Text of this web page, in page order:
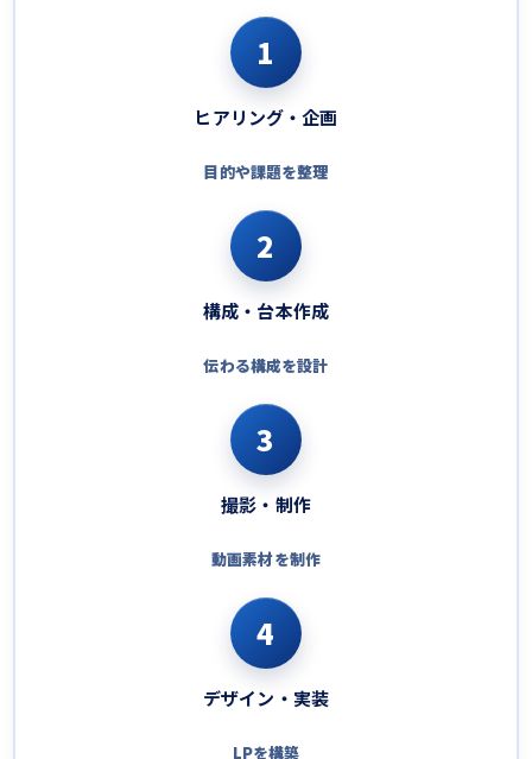
1
ヒアリング・企画
目的や課題を整理
2
構成・台本作成
伝わる構成を設計
3
撮影・制作
動画素材を制作
4
デザイン・実装
LPを構築